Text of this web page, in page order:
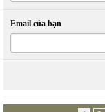
Email của bạn